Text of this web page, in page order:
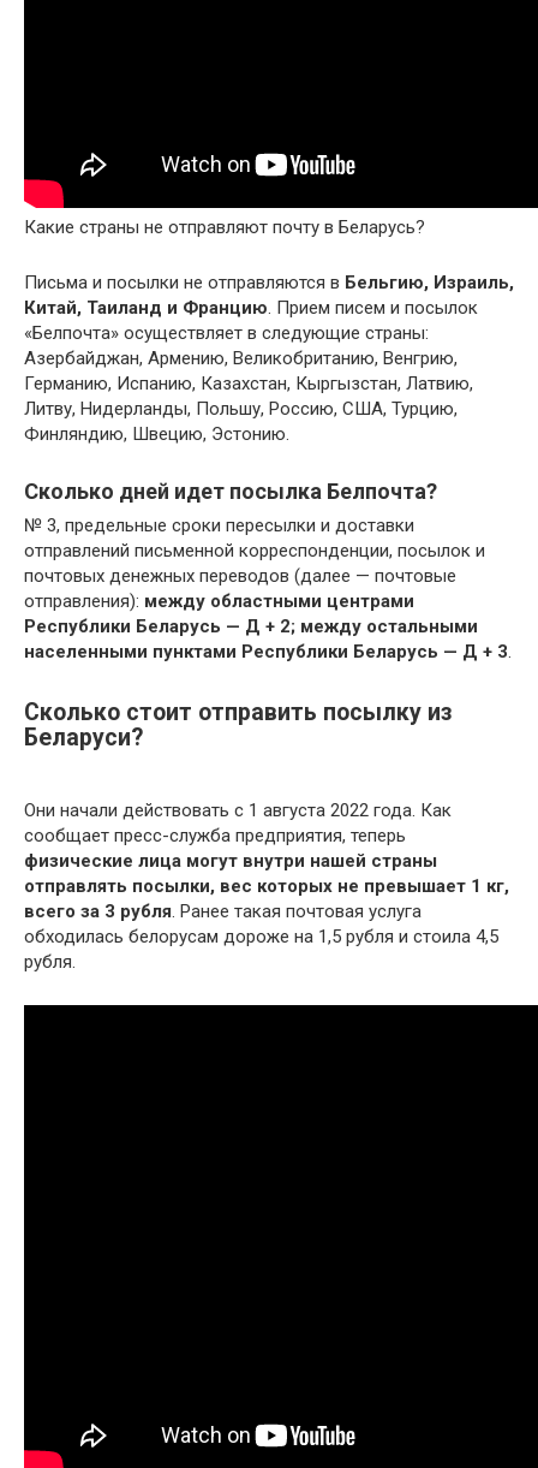
Какие страны не отправляют почту в Беларусь?
Письма и посылки не отправляются в Бельгию, Израиль,
Китай, Таиланд и Францию. Прием писем и посылок
«Белпочта» осуществляет в следующие страны:
Азербайджан, Армению, Великобританию, Венгрию,
Германию, Испанию, Казахстан, Кыргызстан, Латвию,
Литву, Нидерланды, Польшу, Россию, США, Турцию,
Финляндию, Швецию, Эстонию.
Сколько дней идет посылка Белпочта?
№ 3, предельные сроки пересылки и доставки
отправлений письменной корреспонденции, посылок и
почтовых денежных переводов (далее — почтовые
отправления): между областными центрами
Республики Беларусь — Д + 2; между остальными
населенными пунктами Республики Беларусь — Д + 3.
Сколько стоит отправить посылку из
Беларуси?
Они начали действовать с 1 августа 2022 года. Как
сообщает пресс-служба предприятия, теперь
физические лица могут внутри нашей страны
отправлять посылки, вес которых не превышает 1 кг,
всего за 3 рубля. Ранее такая почтовая услуга
обходилась белорусам дороже на 1,5 рубля и стоила 4,5
рубля.